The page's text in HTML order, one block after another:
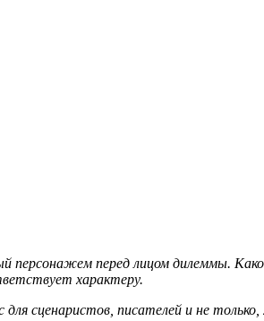
персонажем перед лицом дилеммы.
характеру.
сценаристов, писателей и не только,